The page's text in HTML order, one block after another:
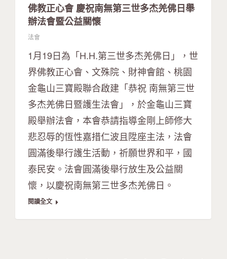
佛教正心會 慶祝南無第三世多杰羌佛日舉
辦法會暨公益關懷
法會
1月19日為「H.H.第三世多杰羌佛日」，世
界佛教正心會、文殊院、財神會館、桃園
金龜山三寶殿聯合啟建「恭祝 南無第三世
多杰羌佛日暨護生法會」，於金龜山三寶
殿舉辦法會，本會恭請指導金剛上師修大
悲忍辱的恆性嘉措仁波且陞座主法，法會
圓滿後舉行護生活動，祈願世界和平，國
泰民安。法會圓滿後舉行放生及公益關
懷，以慶祝南無第三世多杰羌佛日。
閱讀全文